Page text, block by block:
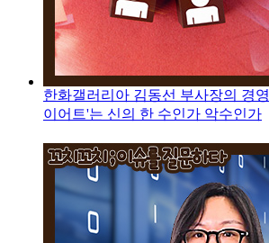
한화갤러리아 김동선 부사장의 경
이어트'는 신의 한 수인가 악수인가